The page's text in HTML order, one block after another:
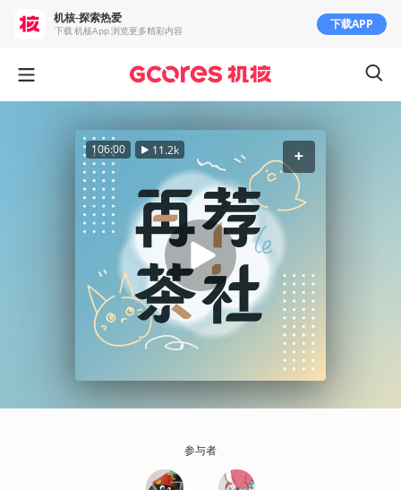
106:00 11.2k
参与者
机核-探索热爱
下载 机核App 浏览更多精彩内容 下载APP